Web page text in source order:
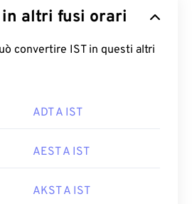
altri fusi orari
convertire IST in questi altri
ADT A IST
AEST A IST
AKST A IST